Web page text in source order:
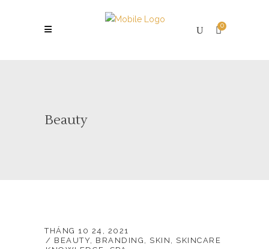
0
Beauty
THÁNG 10 24, 2021
BEAUTY, BRANDING , SKIN , SKINCARE